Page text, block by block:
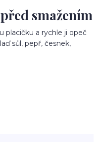
smažením
placičku a rychle ji opeč
sůl, pepř, česnek,